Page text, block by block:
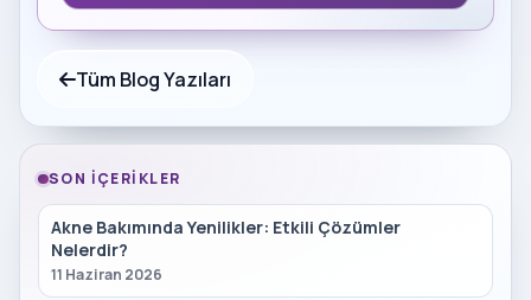
Tüm Blog Yazıları
SON İÇERIKLER
Akne Bakımında Yenilikler: Etkili Çözümler
Nelerdir?
11 Haziran 2026